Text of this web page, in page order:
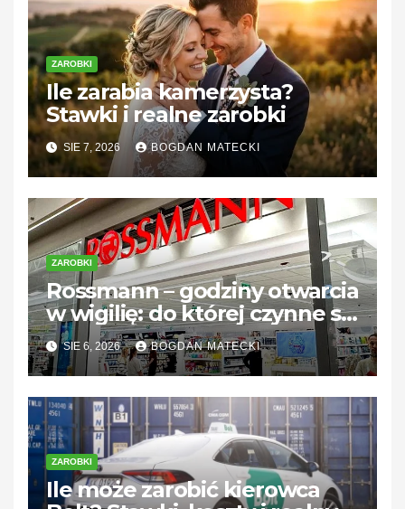
ZAROBKI
Ile zarabia kamerzysta?
Stawki i realne zarobki
SIE 7, 2026 BOGDAN MATECKI
ZAROBKI
Rossmann – godziny otwarcia
w wigilię: do której czynne są
sklepy?
SIE 6, 2026 BOGDAN MATECKI
ZAROBKI
Ile może zarobić kierowca